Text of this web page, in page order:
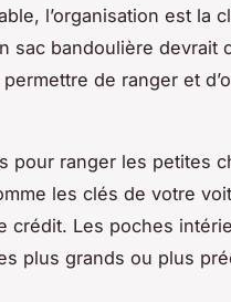
l’organisation est la
sac bandoulière devrait
de ranger et
pour ranger les petites
les clés de votre
Les poches
plus grands ou plus